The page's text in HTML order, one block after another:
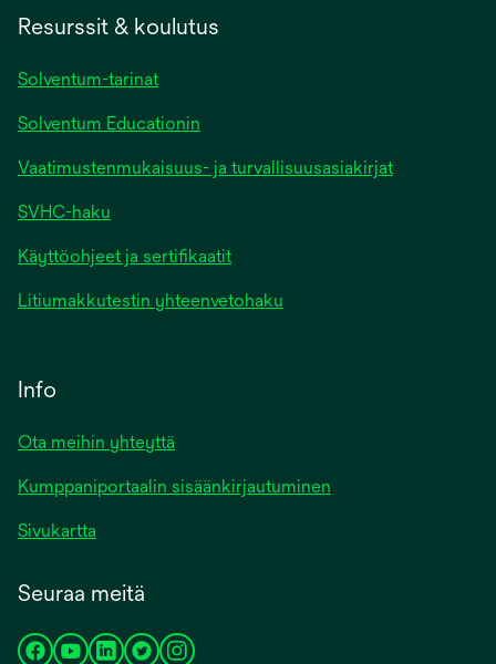
Resurssit & koulutus
Solventum-tarinat
Solventum Educationin
Vaatimustenmukaisuus- ja turvallisuusasiakirjat
SVHC-haku
Käyttöohjeet ja sertifikaatit
Litiumakkutestin yhteenvetohaku
Info
Ota meihin yhteyttä
Kumppaniportaalin sisäänkirjautuminen
Sivukartta
Seuraa meitä